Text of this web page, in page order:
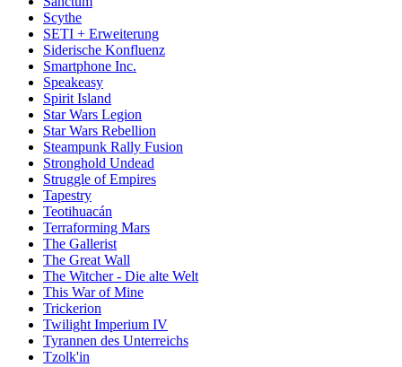
Scythe
SETI + Erweiterung
Siderische Konfluenz
Smartphone Inc.
Speakeasy
Spirit Island
Star Wars Legion
Star Wars Rebellion
Steampunk Rally Fusion
Stronghold Undead
Struggle of Empires
Tapestry
Teotihuacán
Terraforming Mars
The Gallerist
The Great Wall
The Witcher - Die alte Welt
This War of Mine
Trickerion
Twilight Imperium IV
Tyrannen des Unterreichs
Tzolk'in